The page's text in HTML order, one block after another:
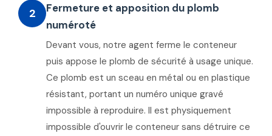
2
Fermeture et apposition du plomb
numéroté
Devant vous, notre agent ferme le conteneur
puis appose le plomb de sécurité à usage unique.
Ce plomb est un sceau en métal ou en plastique
résistant, portant un numéro unique gravé
impossible à reproduire. Il est physiquement
impossible d'ouvrir le conteneur sans détruire ce